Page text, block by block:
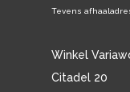
Tevens
Winkel
Citadel 20